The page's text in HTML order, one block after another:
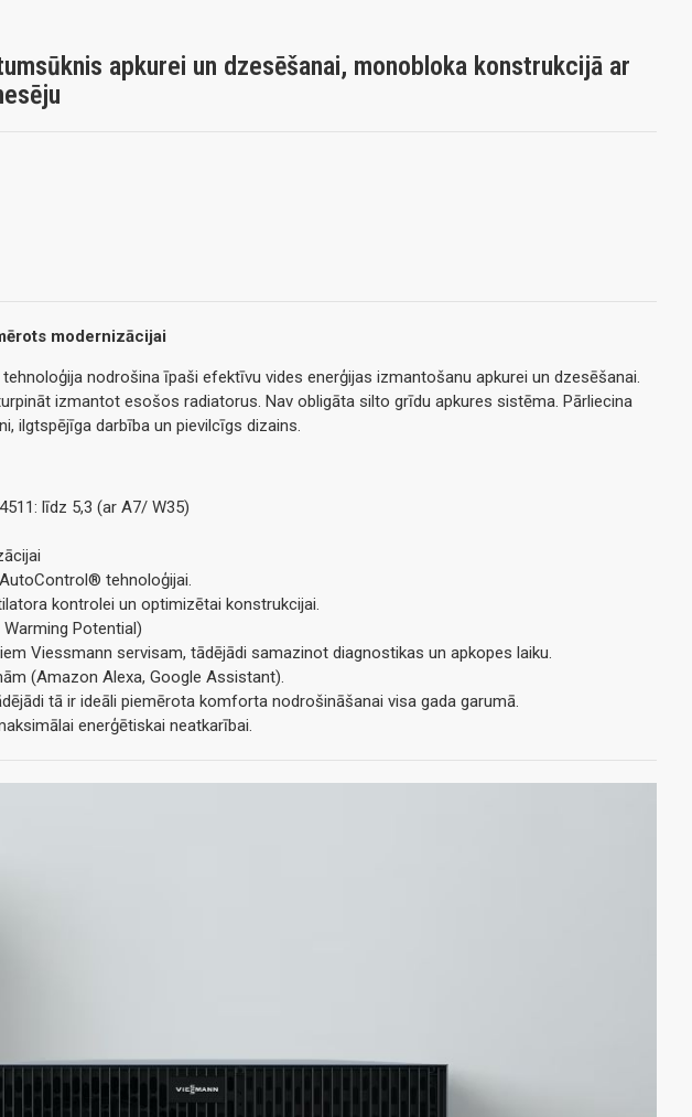
apkurei un dzesēšanai, monobloka konstrukcijā ar
modernizācijai
nodrošina īpaši efektīvu vides enerģijas izmantošanu apkurei un dzesēšanai.
izmantot esošos radiatorus. Nav obligāta silto grīdu apkures sistēma. Pārliecina
ilgtspējīga darbība un pievilcīgs dizains.
līdz 5,3 (ar A7/ W35)
tehnoloģijai.
kontrolei un optimizētai konstrukcijai.
Warming Potential)
Viessmann servisam, tādējādi samazinot diagnostikas un apkopes laiku.
(Amazon Alexa, Google Assistant).
tā ir ideāli piemērota komforta nodrošināšanai visa gada garumā.
enerģētiskai neatkarībai.